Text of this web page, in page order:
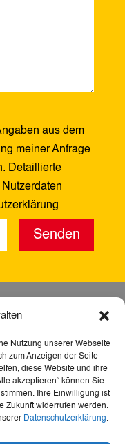
Nutzung unserer Webseite
zum Anzeigen der Seite
diese Website und ihre
akzeptieren“ können Sie
Ihre Einwilligung ist
Zukunft widerrufen werden.
Datenschutzerklärung.
aus dem
meiner Anfrage
Detaillierte
Senden